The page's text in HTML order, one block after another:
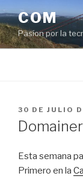
al
contenido
COM
Pasíon por la
PUBLICADO
EL
30 DE JULIO
Esta semana
Primero en la